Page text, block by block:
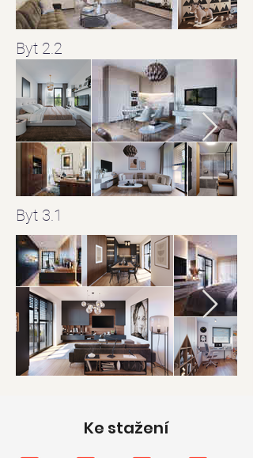
Byt 2.2
Byt 3.1
Ke stažení